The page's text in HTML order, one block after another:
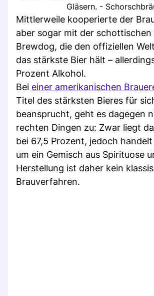
Gläsern. -
Mittlerweile kooperierte der
aber sogar mit der schottischen
Brewdog, die den offiziellen
das stärkste Bier hält –
Prozent Alkohol.
Bei einer amerikanischen
Titel des stärksten Bieres für
beansprucht, geht es dagegen
rechten Dingen zu: Zwar liegt
bei 67,5 Prozent, jedoch
um ein Gemisch aus Spirituose
Herstellung ist daher kein
Brauverfahren.